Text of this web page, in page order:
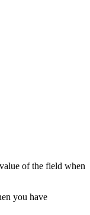
of the field when
you have